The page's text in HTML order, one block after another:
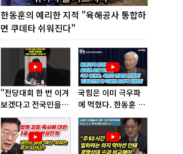
한동훈의 예리한 지적 "육해공사 통합하
면 쿠데타 쉬워진다"
"전당대회 한 번 이겨
보겠다고 전국민을
'지옥문'으로 밀어!"
국힘은 이미 극우파
에 먹혔다. 한동훈 창
당이 답!